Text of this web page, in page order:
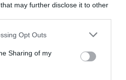
that may further disclose it to other
app uses one or more Google
behaviour. You may click to
and its third-party tags to
purposes in below Google
Opt Outs
Sharing of my